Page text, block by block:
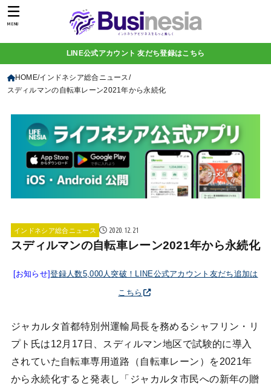
MENU
LINE公式アカウント 友だち登録はこちら
HOME インドネシア総合ニュース
スディルマンの自転車レーン2021年から永続化
インドネシア総合ニュース 2020.12.21
スディルマンの自転車レーン2021年から永続化
[お知らせ]登録人数5,000人突破！LINE公式アカウント友だち追加は
こちら
ジャカルタ首都特別州運輸局長を務めるシャフリン・リ
プト氏は12月17日、スディルマン地区で試験的に導入
されていた自転車専用道路（自転車レーン）を2021年
から永続化すると発表し「ジャカルタ市民への新年の贈